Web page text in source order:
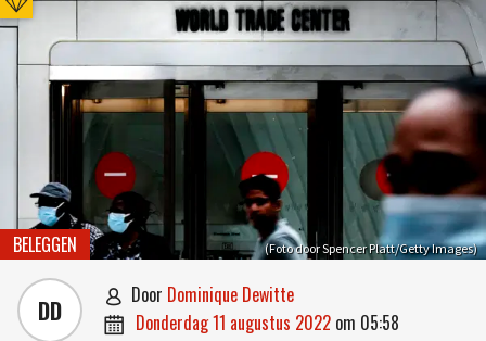
(Foto door Spencer Platt/Getty Images)
BELEGGEN
DD  door Dominique Dewitte
 donderdag 11 augustus 2022 om 05:58